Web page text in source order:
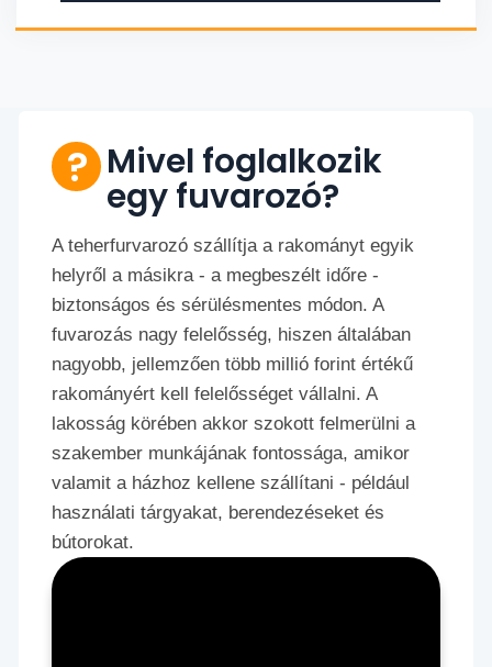
Mivel foglalkozik
egy fuvarozó?
A teherfurvarozó szállítja a rakományt egyik
helyről a másikra - a megbeszélt időre -
biztonságos és sérülésmentes módon. A
fuvarozás nagy felelősség, hiszen általában
nagyobb, jellemzően több millió forint értékű
rakományért kell felelősséget vállalni. A
lakosság körében akkor szokott felmerülni a
szakember munkájának fontossága, amikor
valamit a házhoz kellene szállítani - például
használati tárgyakat, berendezéseket és
bútorokat.